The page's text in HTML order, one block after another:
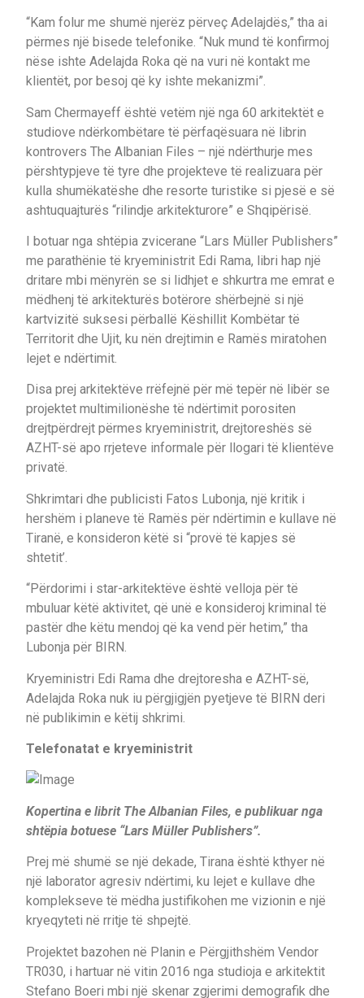
“Kam folur me shumë njerëz përveç Adelajdës,” tha ai
përmes një bisede telefonike. “Nuk mund të konfirmoj
nëse ishte Adelajda Roka që na vuri në kontakt me
klientët, por besoj që ky ishte mekanizmi”.
Sam Chermayeff është vetëm një nga 60 arkitektët e
studiove ndërkombëtare të përfaqësuara në librin
kontrovers The Albanian Files – një ndërthurje mes
përshtypjeve të tyre dhe projekteve të realizuara për
kulla shumëkatëshe dhe resorte turistike si pjesë e së
ashtuquajturës “rilindje arkitekturore” e Shqipërisë.
I botuar nga shtëpia zvicerane “Lars Müller Publishers”
me parathënie të kryeministrit Edi Rama, libri hap një
dritare mbi mënyrën se si lidhjet e shkurtra me emrat e
mëdhenj të arkitekturës botërore shërbejnë si një
kartvizitë suksesi përballë Këshillit Kombëtar të
Territorit dhe Ujit, ku nën drejtimin e Ramës miratohen
lejet e ndërtimit.
Disa prej arkitektëve rrëfejnë për më tepër në libër se
projektet multimilionëshe të ndërtimit porositen
drejtpërdrejt përmes kryeministrit, drejtoreshës së
AZHT-së apo rrjeteve informale për llogari të klientëve
privatë.
Shkrimtari dhe publicisti Fatos Lubonja, një kritik i
hershëm i planeve të Ramës për ndërtimin e kullave në
Tiranë, e konsideron këtë si “provë të kapjes së
shtetit’.
“Përdorimi i star-arkitektëve është velloja për të
mbuluar këtë aktivitet, që unë e konsideroj kriminal të
pastër dhe këtu mendoj që ka vend për hetim,” tha
Lubonja për BIRN.
Kryeministri Edi Rama dhe drejtoresha e AZHT-së,
Adelajda Roka nuk iu përgjigjën pyetjeve të BIRN deri
në publikimin e këtij shkrimi.
Telefonatat e kryeministrit
Kopertina e librit The Albanian Files, e publikuar nga
shtëpia botuese “Lars Müller Publishers”.
Prej më shumë se një dekade, Tirana është kthyer në
një laborator agresiv ndërtimi, ku lejet e kullave dhe
komplekseve të mëdha justifikohen me vizionin e një
kryeqyteti në rritje të shpejtë.
Projektet bazohen në Planin e Përgjithshëm Vendor
TR030, i hartuar në vitin 2016 nga studioja e arkitektit
Stefano Boeri mbi një skenar zgjerimi demografik dhe